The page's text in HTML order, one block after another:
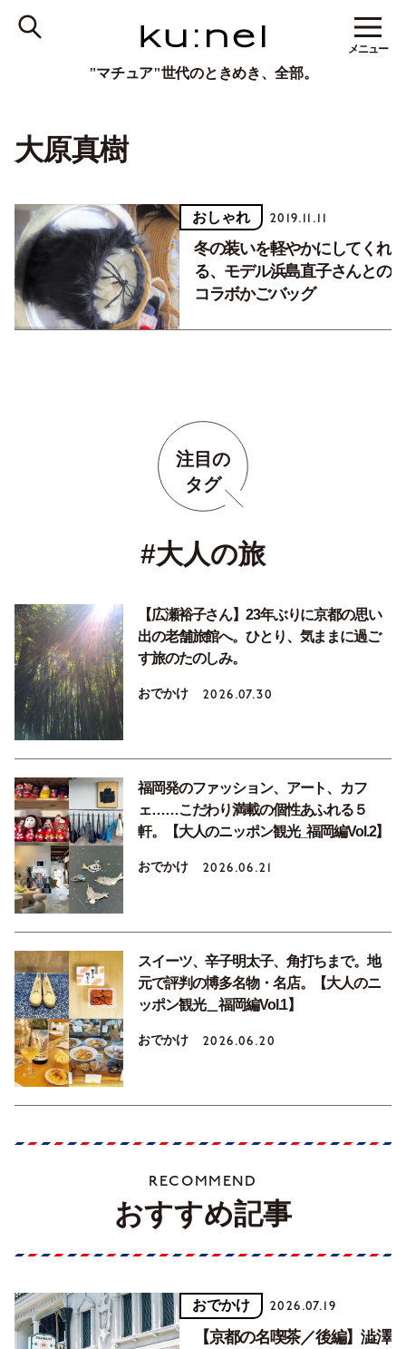
"マチュア"世代のときめき、全部。
メニュー
大原真樹
おしゃれ 2019.11.11
冬の装いを軽やかにしてくれ
る、モデル浜島直子さんとの
コラボかごバッグ
注目の
タグ
#大人の旅
【広瀬裕子さん】23年ぶりに京都の思い
出の老舗旅館へ。ひとり、気ままに過ご
す旅のたのしみ。
おでかけ 2026.07.30
福岡発のファッション、アート、カフ
ェ……こだわり満載の個性あふれる５
軒。【大人のニッポン観光_福岡編Vol.2】
おでかけ 2026.06.21
スイーツ、辛子明太子、角打ちまで。地
元で評判の博多名物・名店。【大人のニ
ッポン観光＿福岡編Vol.1】
おでかけ 2026.06.20
RECOMMEND
おすすめ記事
おでかけ 2026.07.19
【京都の名喫茶／後編】澁澤